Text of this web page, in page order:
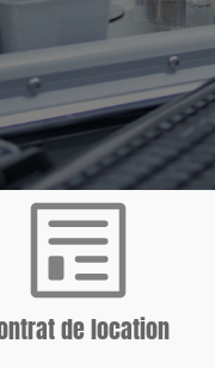
de location